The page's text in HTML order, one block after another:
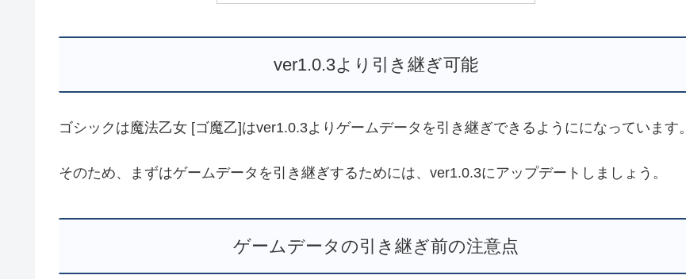
ver1.0.3より引き継ぎ可能
ゴシックは魔法乙女 [ゴ魔乙]はver1.0.3よりゲームデータを引き継ぎできるようにになっています。
そのため、まずはゲームデータを引き継ぎするためには、ver1.0.3にアップデートしましょう。
ゲームデータの引き継ぎ前の注意点